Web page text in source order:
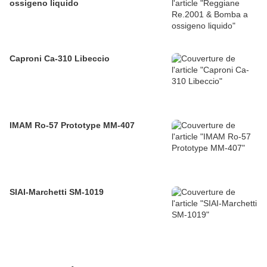
ossigeno liquido
Caproni Ca-310 Libeccio
IMAM Ro-57 Prototype MM-407
SIAI-Marchetti SM-1019